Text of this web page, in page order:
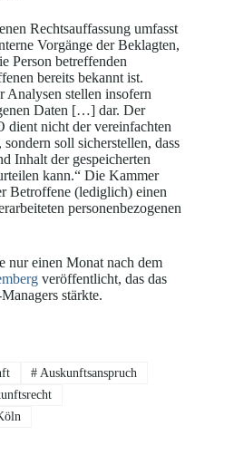
Rechtsauffassung umfasst
Vorgänge der Beklagten,
Person betreffenden
bereits bekannt ist.
Analysen stellen insofern
Daten […] dar. Der
nicht der vereinfachten
soll sicherstellen, dass
Inhalt der gespeicherten
kann.“ Die Kammer
Betroffene (lediglich) einen
personenbezogenen
einen Monat nach dem
veröffentlicht, das das
stärkte.
# Auskunftsanspruch